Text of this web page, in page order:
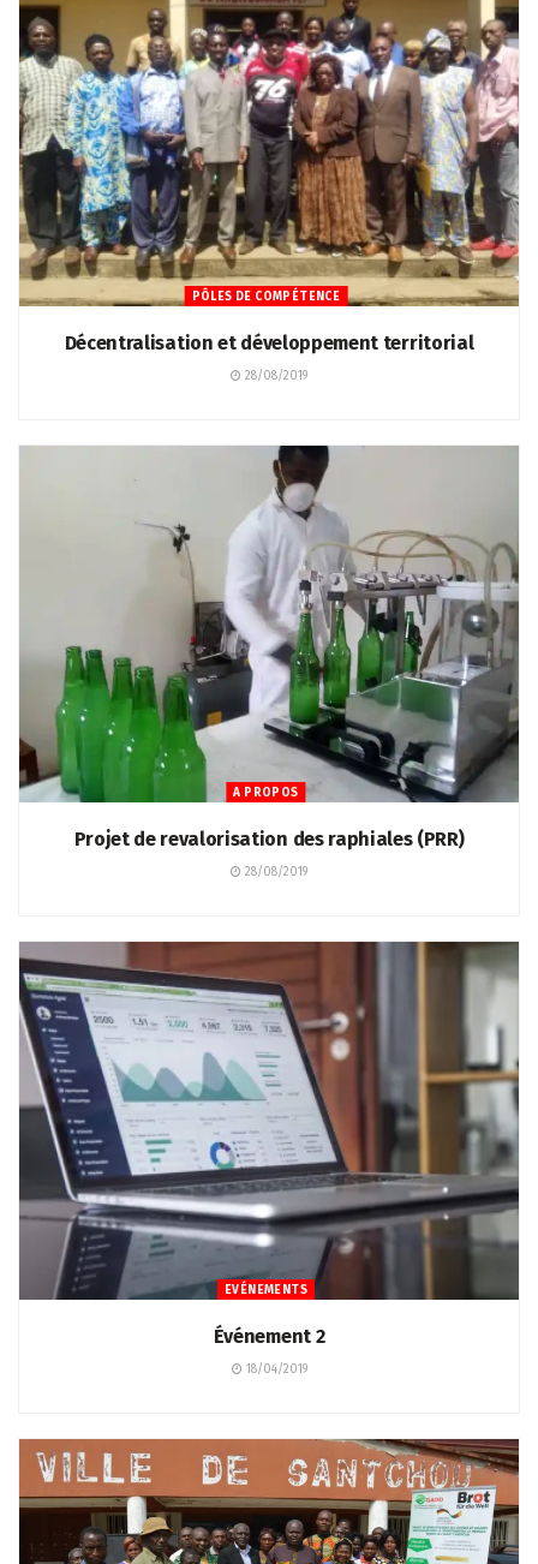
PÔLES DE COMPÉTENCE
Décentralisation et développement territorial
28/08/2019
A PROPOS
Projet de revalorisation des raphiales (PRR)
28/08/2019
EVÉNEMENTS
Événement 2
18/04/2019